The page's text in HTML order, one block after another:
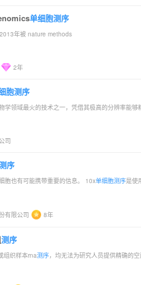
单细胞测序
年被 nature methods
2年
胞测序
学领域最火的技术之一，凭借其极高的分辨率能够
司
序
胞也有可能携带重要的信息。 10x单细胞测序是使
有限公司 8年
测序
组织样本rna测序，均无法为研究人员提供精确的空